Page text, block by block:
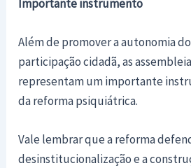
Importante instrumento
Além de promover a autonomia
participação cidadã, as
representam um importante
da reforma psiquiátrica.
Vale lembrar que a reforma
desinstitucionalização e a